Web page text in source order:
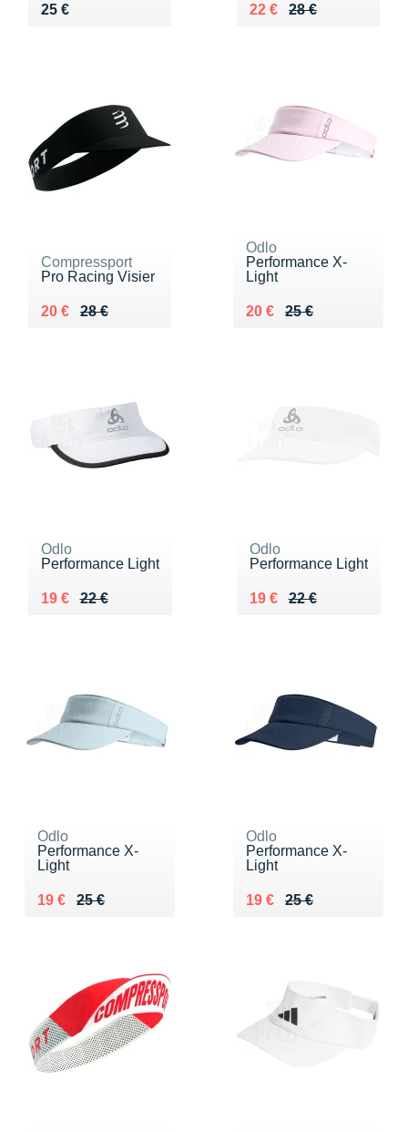
25 €
Vendu 25 € 28 €
Au lieu de 28 €
22 €
Vendu 22 €
Compressport
Pro Racing Visier
28 €
Au lieu de 28 €
20 €
Vendu 20 €
Odlo
Performance X-
Light
25 €
Au lieu de 25 €
20 €
Vendu 20 €
Odlo
Performance Light
22 €
Au lieu de 22 €
19 €
Vendu 19 €
Odlo
Performance Light
22 €
Au lieu de 22 €
19 €
Vendu 19 €
Odlo
Performance X-
Light
25 €
Au lieu de 25 €
19 €
Vendu 19 €
Odlo
Performance X-
Light
25 €
Au lieu de 25 €
19 €
Vendu 19 €